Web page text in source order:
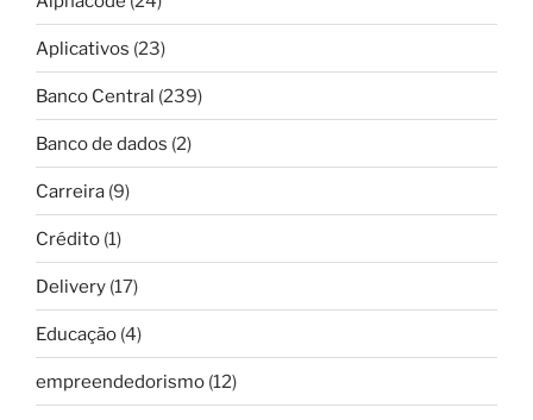
Aplicativos (23)
Banco Central (239)
Banco de dados (2)
Carreira (9)
Crédito (1)
Delivery (17)
Educação (4)
empreendedorismo (12)